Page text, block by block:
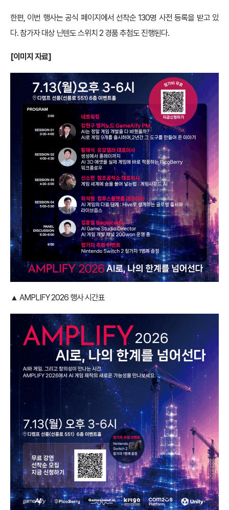
한편, 이번 행사는 공식 페이지에서 선착순 130명 사전 등록을 받고 있
다. 참가자 대상 닌텐도 스위치 2 경품 추첨도 진행된다.
[이미지 자료]
▲ AMPLIFY 2026 행사 시간표